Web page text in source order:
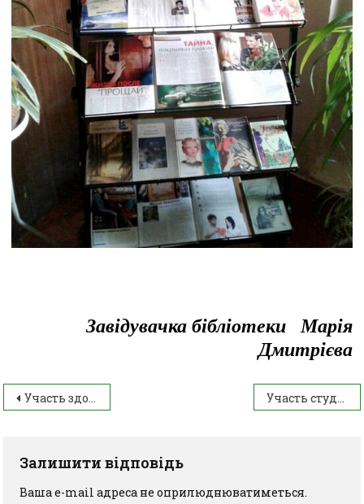
Завідувачка бібліотеки Марія
Дмитрієва
Участь здобувачів освіти ІАТФК у ІІІ Обласній науково-практичній студентській конференції “УКРАЇНА НА ШЛЯХУ ДО ПЕРЕМОГИ” Участь студентів у Всеукраїнських конкурсах та олімпіадах з англійської мови
Залишити відповідь
Ваша e-mail адреса не оприлюднюватиметься.